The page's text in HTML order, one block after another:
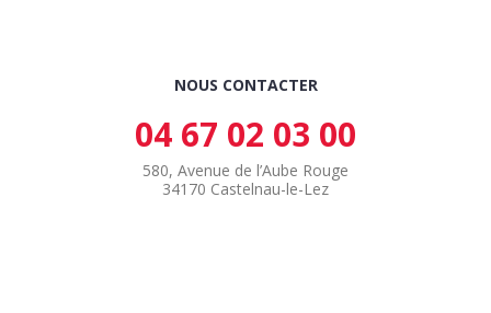
NOUS CONTACTER
04 67 02 03 00
580, Avenue de l’Aube Rouge
34170 Castelnau-le-Lez